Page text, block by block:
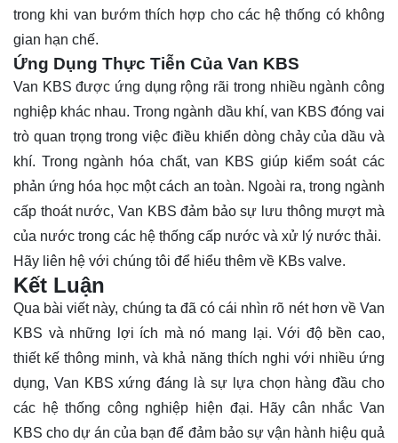
trong khi van bướm thích hợp cho các hệ thống có không
gian hạn chế.
Ứng Dụng Thực Tiễn Của Van KBS
Van KBS được ứng dụng rộng rãi trong nhiều ngành công
nghiệp khác nhau. Trong ngành dầu khí, van KBS đóng vai
trò quan trọng trong việc điều khiển dòng chảy của dầu và
khí. Trong ngành hóa chất, van KBS giúp kiểm soát các
phản ứng hóa học một cách an toàn. Ngoài ra, trong ngành
cấp thoát nước, Van KBS đảm bảo sự lưu thông mượt mà
của nước trong các hệ thống cấp nước và xử lý nước thải.
Hãy liên hệ với chúng tôi để hiểu thêm về KBs valve.
Kết Luận
Qua bài viết này, chúng ta đã có cái nhìn rõ nét hơn về Van
KBS và những lợi ích mà nó mang lại. Với độ bền cao,
thiết kế thông minh, và khả năng thích nghi với nhiều ứng
dụng, Van KBS xứng đáng là sự lựa chọn hàng đầu cho
các hệ thống công nghiệp hiện đại. Hãy cân nhắc Van
KBS cho dự án của bạn để đảm bảo sự vận hành hiệu quả